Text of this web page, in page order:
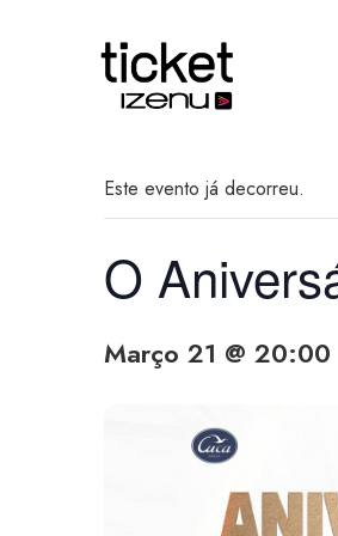
Este evento já decorreu.
O
Março 21 @ 20:00